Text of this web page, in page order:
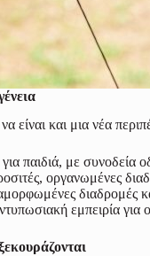
και μια νέα
παιδιά, με
οργανωμένες
εμπειρία για